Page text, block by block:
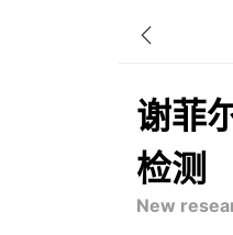
谢菲
检测
New